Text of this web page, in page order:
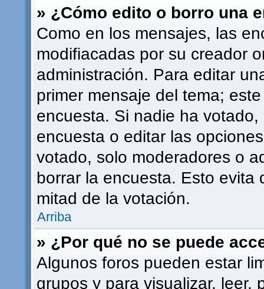
» ¿Cómo edito o borro una
Como en los mensajes, las
modifiacadas por su creador
administración. Para editar
primer mensaje del tema;
encuesta. Si nadie ha
encuesta o editar las
votado, solo moderadores o
borrar la encuesta. Esto evita
mitad de la votación.
Arriba
» ¿Por qué no se puede
Algunos foros pueden estar
grupos y para visualizar, leer,